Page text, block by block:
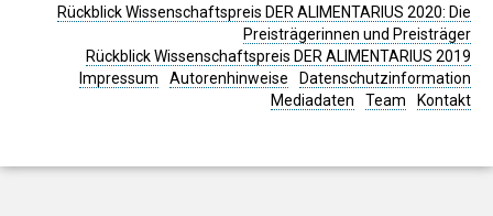
Rückblick Wissenschaftspreis DER ALIMENTARIUS 2020: Die
Preisträgerinnen und Preisträger
Rückblick Wissenschaftspreis DER ALIMENTARIUS 2019
Impressum
Autorenhinweise
Datenschutzinformation
Mediadaten
Team Kontakt